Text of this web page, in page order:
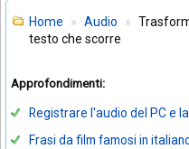
Home Audio
testo che scorre
Approfondimenti:
Registrare l'audio del PC e
Frasi da film famosi in